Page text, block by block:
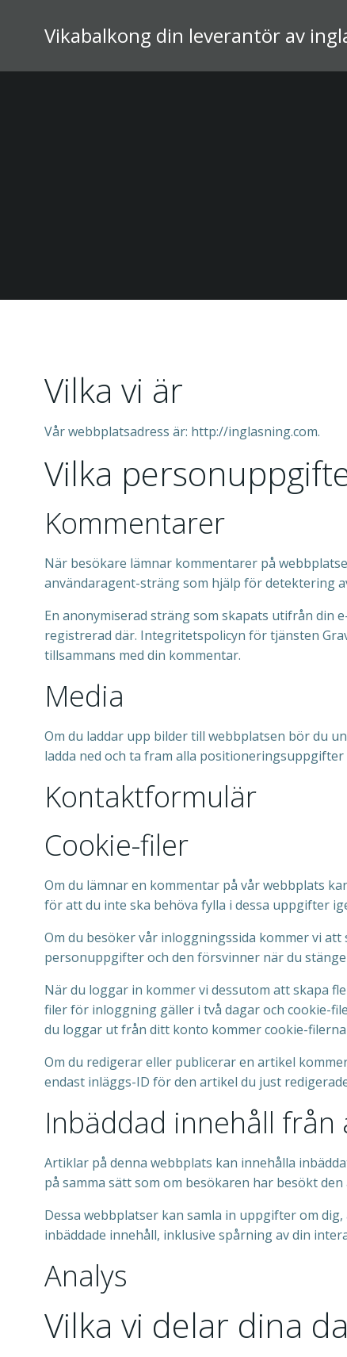
Vikabalkong din leverantör av
Vilka vi är
Vår webbplatsadress är: http://inglasning.com.
Vilka
Kommentarer
När besökare lämnar kommentarer på
användaragent-sträng som hjälp för detektering
En anonymiserad sträng som skapats utifrån din
registrerad där. Integritetspolicyn för tjänsten
tillsammans med din kommentar.
Media
Om du laddar upp bilder till webbplatsen bör du
ladda ned och ta fram alla
Kontaktformulär
Cookie-filer
Om du lämnar en kommentar på vår webbplats
för att du inte ska behöva fylla i dessa uppgifter
Om du besöker vår inloggningssida kommer vi
personuppgifter och den försvinner när du
När du loggar in kommer vi dessutom att skapa
filer för inloggning gäller i två dagar och cookie-
du loggar ut från ditt konto kommer cookie-
Om du redigerar eller publicerar en artikel
endast inläggs-ID för den artikel du just
Inbäddad innehåll
Artiklar på denna webbplats kan innehålla
på samma sätt som om besökaren har besökt
Dessa webbplatser kan samla in uppgifter om
inbäddade innehåll, inklusive spårning av din
Analys
Vilka vi delar dina